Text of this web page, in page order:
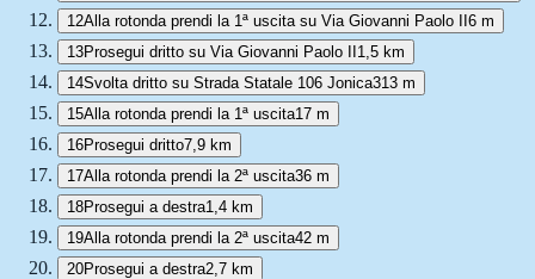
12Alla rotonda prendi la 1ª uscita su Via Giovanni Paolo II6 m
13Prosegui dritto su Via Giovanni Paolo II1,5 km
14Svolta dritto su Strada Statale 106 Jonica313 m
15Alla rotonda prendi la 1ª uscita17 m
16Prosegui dritto7,9 km
17Alla rotonda prendi la 2ª uscita36 m
18Prosegui a destra1,4 km
19Alla rotonda prendi la 2ª uscita42 m
20Prosegui a destra2,7 km